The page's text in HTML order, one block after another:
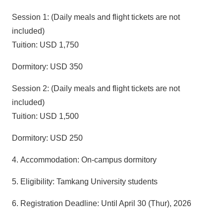
Session 1: (Daily meals and flight tickets are not
included)
Tuition: USD 1,750
Dormitory: USD 350
Session 2: (Daily meals and flight tickets are not
included)
Tuition: USD 1,500
Dormitory: USD 250
4. Accommodation: On-campus dormitory
5. Eligibility: Tamkang University students
6. Registration Deadline: Until April 30 (Thur), 2026